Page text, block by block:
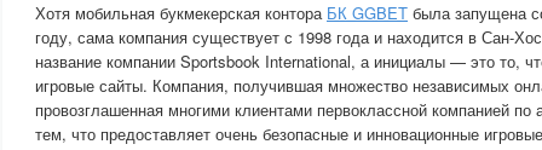
Хотя мобильная букмекерская контора БК GGBET была запущена
году, сама компания существует с 1998 года и находится в Сан-
название компании Sportsbook International, а инициалы — это то,
игровые сайты. Компания, получившая множество независимых
провозглашенная многими клиентами первоклассной компанией по
тем, что предоставляет очень безопасные и инновационные